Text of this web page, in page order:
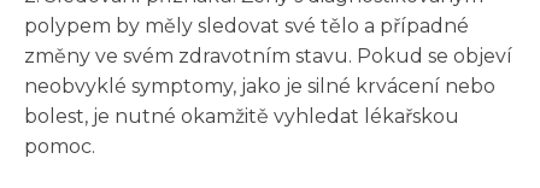
polypem by měly sledovat své tělo a případné
změny ve svém zdravotním stavu. Pokud se objeví
neobvyklé symptomy, jako je silné krvácení nebo
bolest, je nutné okamžitě vyhledat lékařskou
pomoc.